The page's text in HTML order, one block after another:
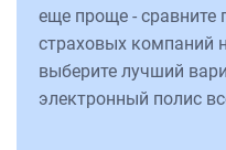
еще проще - сравните
страховых компаний
выберите лучший
электронный полис